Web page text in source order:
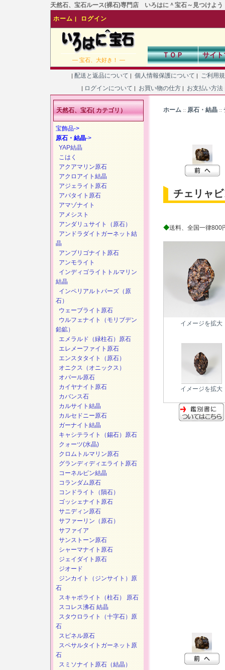
天然石、宝石ルース(裸石)専門店 いろはに＾宝石～見つけよ
ホーム | ログイン
― 宝石、大好き！ ―
ＴＯＰ サイ
| 配送と返品について | 個人情報保護について | ご利用
| ログインについて | お買い物の仕方 | お支払い方法
ホーム :: 原石・結晶 ::
チェリャ
◆送料、全国一律800
イメージを拡大
イメージを拡大
天然石、宝石( カテゴリ）
宝飾品->
原石・結晶->
YAP結晶
こはく
アクアマリン原石
アクロアイト結晶
アジェライト原石
アパタイト原石
アマゾナイト
アメシスト
アンダリュサイト（原石）
アンドラダイトガーネット結
晶
アンブリゴナイト原石
アンモライト
インディゴライトトルマリン
結晶
インペリアルトパーズ（原
石）
ウェーブライト原石
ウルフェナイト（モリブデン
鉛鉱）
エメラルド（緑柱石）原石
エレメーファイト原石
エンスタタイト（原石）
オニクス（オニックス）
オパール原石
カイヤナイト原石
カバンス石
カルサイト結晶
カルセドニー原石
ガーナイト結晶
キャシテライト（錫石）原石
クォーツ(水晶)
クロムトルマリン原石
グランディディエライト原石
コーネルピン結晶
コランダム原石
コンドライト（隕石）
ゴッシェナイト原石
サニディン原石
サファーリン（原石）
サファイア
サンストーン原石
シャーマナイト原石
ジェイダイト原石
ジオード
ジンカイト（ジンサイト）原
石
スキャポライト（柱石） 原石
スコレス沸石 結晶
スタウロライト（十字石）原
石
スピネル原石
スペサルタイトガーネット原
石
スミソナイト原石（結晶）